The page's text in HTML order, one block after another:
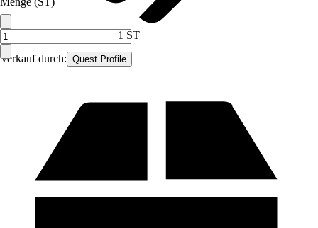
Verkauf durch: Quest Profile
1 ST